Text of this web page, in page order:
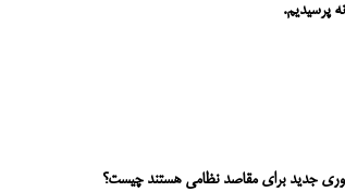
پرسیدیم.
جدید برایمقاصد نظامی هستند چیست؟